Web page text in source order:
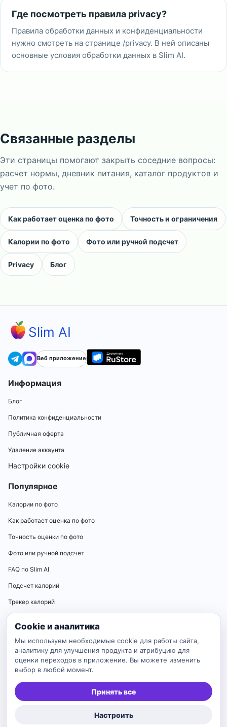
Где посмотреть правила privacy?
Правила обработки данных и конфиденциальности
нужно смотреть на странице /privacy. В ней описаны
основные условия обработки данных в Slim AI.
Связанные разделы
Эти страницы помогают закрыть соседние вопросы:
расчет нормы, дневник питания, каталог продуктов и
учет по фото.
Как работает оценка по фото Точность и ограничения
Калории по фото Фото или ручной подсчет
Privacy Блог
Slim AI
Веб приложение
Информация
Блог
Политика конфиденциальности
Публичная оферта
Удаление аккаунта
Настройки cookie
Популярное
Калории по фото
Как работает оценка по фото
Точность оценки по фото
Фото или ручной подсчет
FAQ по Slim AI
Подсчет калорий
Трекер калорий
Калькуляторы
Калькулятор нормы калорий
Калькулятор ИМТ
Калькулятор идеального веса
Калькулятор BMR
Cookie и аналитика
Мы используем необходимые cookie для работы сайта,
аналитику для улучшения продукта и атрибуцию для
оценки переходов в приложение. Вы можете изменить
выбор в любой момент.
Настроить
Принять все